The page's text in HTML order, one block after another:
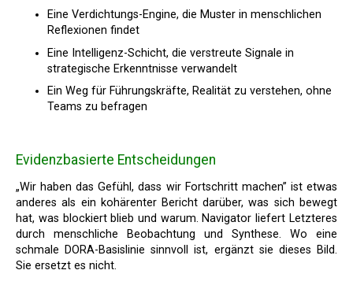
Eine Verdichtungs-Engine, die Muster in menschlichen
Reflexionen findet
Eine Intelligenz-Schicht, die verstreute Signale in
strategische Erkenntnisse verwandelt
Ein Weg für Führungskräfte, Realität zu verstehen, ohne
Teams zu befragen
Evidenzbasierte Entscheidungen
„Wir haben das Gefühl, dass wir Fortschritt machen” ist etwas
anderes als ein kohärenter Bericht darüber, was sich bewegt
hat, was blockiert blieb und warum. Navigator liefert Letzteres
durch menschliche Beobachtung und Synthese. Wo eine
schmale DORA-Basislinie sinnvoll ist, ergänzt sie dieses Bild.
Sie ersetzt es nicht.